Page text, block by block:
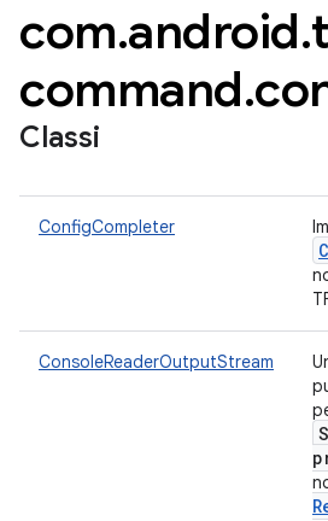
com.android.
command.
Classi
ConfigCompleter
ConsoleReaderOutputStream